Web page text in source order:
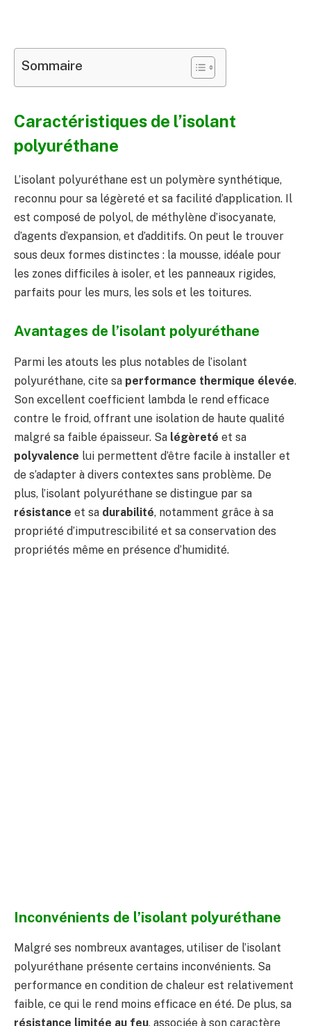
Sommaire
Caractéristiques de l’isolant
polyuréthane
L’isolant polyuréthane est un polymère synthétique,
reconnu pour sa légèreté et sa facilité d’application. Il
est composé de polyol, de méthylène d’isocyanate,
d’agents d’expansion, et d’additifs. On peut le trouver
sous deux formes distinctes : la mousse, idéale pour
les zones difficiles à isoler, et les panneaux rigides,
parfaits pour les murs, les sols et les toitures.
Avantages de l’isolant polyuréthane
Parmi les atouts les plus notables de l’isolant
polyuréthane, cite sa performance thermique élevée.
Son excellent coefficient lambda le rend efficace
contre le froid, offrant une isolation de haute qualité
malgré sa faible épaisseur. Sa légèreté et sa
polyvalence lui permettent d’être facile à installer et
de s’adapter à divers contextes sans problème. De
plus, l’isolant polyuréthane se distingue par sa
résistance et sa durabilité, notamment grâce à sa
propriété d’imputrescibilité et sa conservation des
propriétés même en présence d’humidité.
Inconvénients de l’isolant polyuréthane
Malgré ses nombreux avantages, utiliser de l’isolant
polyuréthane présente certains inconvénients. Sa
performance en condition de chaleur est relativement
faible, ce qui le rend moins efficace en été. De plus, sa
résistance limitée au feu, associée à son caractère